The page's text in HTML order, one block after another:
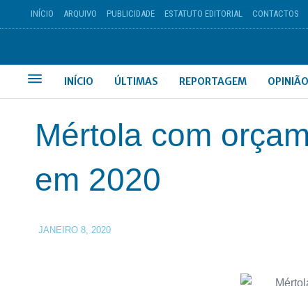
INÍCIO ARQUIVO PUBLICIDADE ESTATUTO EDITORIAL CONTACTOS
INÍCIO ÚLTIMAS REPORTAGEM OPINIÃO
Mértola com
em 2020
JANEIRO 8, 2020